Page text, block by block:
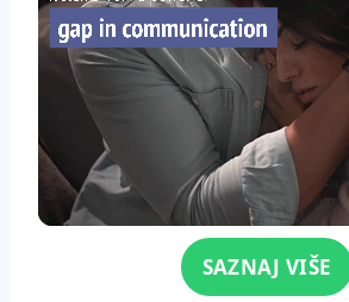
Click for soundSAZNAJ VIŠE